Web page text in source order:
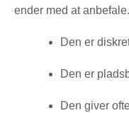
ender med at anbefale.
Den er
Den er
Den giver